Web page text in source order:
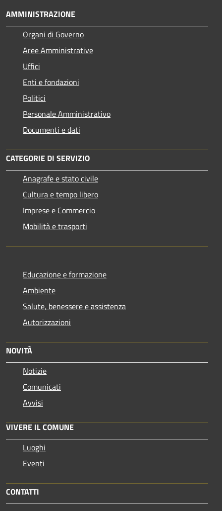
AMMINISTRAZIONE
Organi di Governo
Aree Amministrative
Uffici
Enti e fondazioni
Politici
Personale Amministrativo
Documenti e dati
CATEGORIE DI SERVIZIO
Anagrafe e stato civile
Cultura e tempo libero
Imprese e Commercio
Mobilità e trasporti
Educazione e formazione
Ambiente
Salute, benessere e assistenza
Autorizzazioni
NOVITÀ
Notizie
Comunicati
Avvisi
VIVERE IL COMUNE
Luoghi
Eventi
CONTATTI